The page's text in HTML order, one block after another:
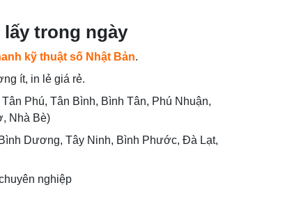
trong ngày
kỹ thuật số Nhật Bản.
ít, in lẻ giá rẻ.
Tân Phú, Tân Bình, Bình Tân, Phú Nhuận,
Nhà Bè)
Dương, Tây Ninh, Bình Phước, Đà Lạt,
nghiệp